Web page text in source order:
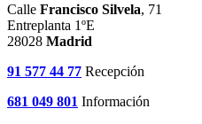
Calle Francisco Silvela, 71
Entreplanta 1ºE
28028 Madrid
91 577 44 77 Recepción
681 049 801 Información